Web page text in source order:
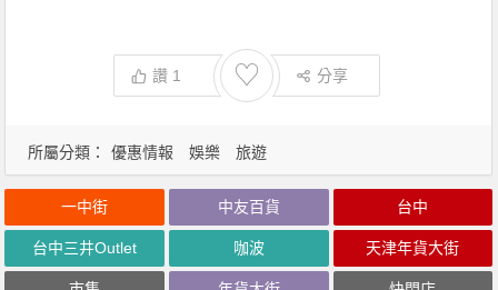
讚 1 ♡ 分享
所屬分類： 優惠情報 娛樂 旅遊
一中街 中友百貨 台中
台中三井Outlet 咖波 天津年貨大街